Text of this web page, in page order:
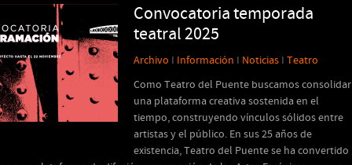
CON
REGIONES
2024
Convocatoria temporada
teatral 2025
Archivo I Información I Noticias I Teatro
Como Teatro del Puente buscamos consolidar
una plataforma creativa sostenida en el
tiempo, construyendo vínculos sólidos entre
artistas y el público. En sus 25 años de
existencia, Teatro del Puente se ha convertido